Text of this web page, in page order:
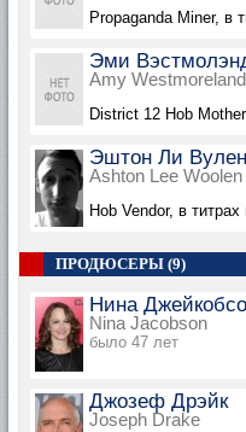
Propaganda Miner, в
Эми
Amy Westmoreland
District 12 Hob
Эштон Ли Вулен
Ashton Lee Woolen
Hob Vendor, в титрах
ПРОДЮСЕРЫ (9)
Нина
Nina Jacobson
было 47 лет
Джозеф Дрэйк
Joseph Drake